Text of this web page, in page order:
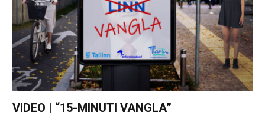
VIDEO | “15-MINUTI VANGLA”